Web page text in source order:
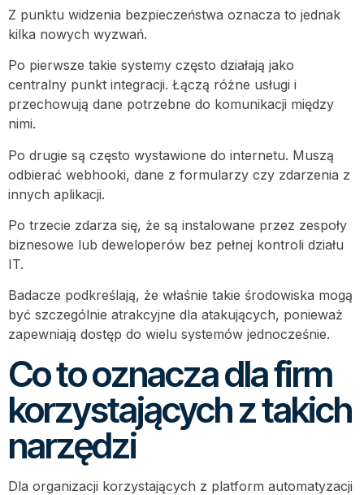
Z punktu widzenia bezpieczeństwa oznacza to jednak
kilka nowych wyzwań.
Po pierwsze takie systemy często działają jako
centralny punkt integracji. Łączą różne usługi i
przechowują dane potrzebne do komunikacji między
nimi.
Po drugie są często wystawione do internetu. Muszą
odbierać webhooki, dane z formularzy czy zdarzenia z
innych aplikacji.
Po trzecie zdarza się, że są instalowane przez zespoły
biznesowe lub deweloperów bez pełnej kontroli działu
IT.
Badacze podkreślają, że właśnie takie środowiska mogą
być szczególnie atrakcyjne dla atakujących, ponieważ
zapewniają dostęp do wielu systemów jednocześnie.
Co to oznacza dla firm
korzystających z takich
narzędzi
Dla organizacji korzystających z platform automatyzacji